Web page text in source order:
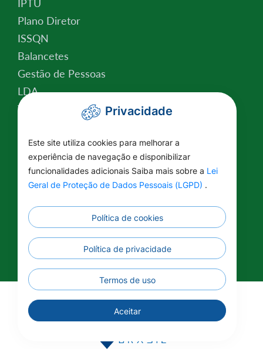
IPTU
Plano Diretor
ISSQN
Balancetes
Gestão de Pessoas
LDA
Valor da Terra Nua
Relatório de Atividades
Plano Estratégico Institucional
Lei Federal nº 14.129/2021
Educação
Renuncia Fiscal
Informações Complementares
©2026 - Prefeitura Municipal - União do Sul - MT -
Todos os direitos reservados
Privacidade
Este site utiliza cookies para melhorar a
experiência de navegação e disponibilizar
funcionalidades adicionais Saiba mais sobre a Lei
Geral de Proteção de Dados Pessoais (LGPD) .
Política de cookies
Política de privacidade
Termos de uso
Aceitar